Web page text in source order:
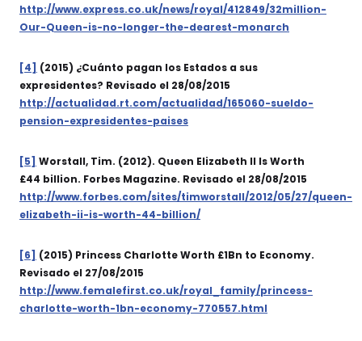
http://www.express.co.uk/news/royal/412849/32million-
Our-Queen-is-no-longer-the-dearest-monarch
[4] (2015) ¿Cuánto pagan los Estados a sus
expresidentes? Revisado el 28/08/2015
http://actualidad.rt.com/actualidad/165060-sueldo-
pension-expresidentes-paises
[5] Worstall, Tim. (2012). Queen Elizabeth II Is Worth
£44 billion. Forbes Magazine. Revisado el 28/08/2015
http://www.forbes.com/sites/timworstall/2012/05/27/queen-
elizabeth-ii-is-worth-44-billion/
[6] (2015) Princess Charlotte Worth £1Bn to Economy.
Revisado el 27/08/2015
http://www.femalefirst.co.uk/royal_family/princess-
charlotte-worth-1bn-economy-770557.html